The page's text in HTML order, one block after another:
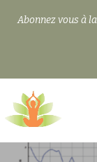
Abonnez vous à